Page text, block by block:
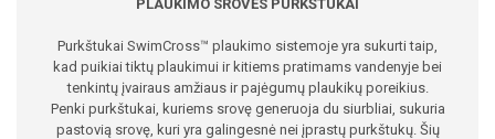
PLAUKIMO SROVĖS PURKŠTUKAI
Purkštukai SwimCross™ plaukimo sistemoje yra sukurti taip,
kad puikiai tiktų plaukimui ir kitiems pratimams vandenyje bei
tenkintų įvairaus amžiaus ir pajėgumų plaukikų poreikius.
Penki purkštukai, kuriems srovę generuoja du siurbliai, sukuria
pastovią srovę, kuri yra galingesnė nei įprastų purkštukų. Šių